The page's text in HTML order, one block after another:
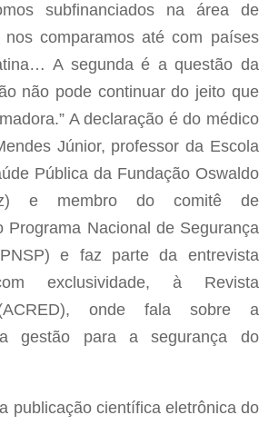
subfinanciados na área de
nos comparamos até com países
A segunda é a questão da
não pode continuar do jeito que
A declaração é do médico
Júnior, professor da Escola
Pública da Fundação Oswaldo
e membro do comitê de
Programa Nacional de Segurança
e faz parte da entrevista
exclusividade, à Revista
onde fala sobre a
gestão para a segurança do
publicação científica eletrônica do